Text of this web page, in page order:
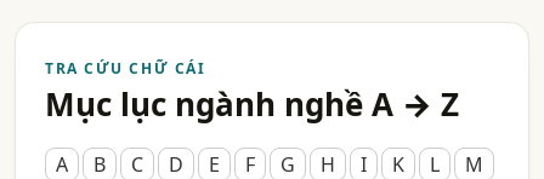
TRA CỨU CHỮ CÁI
Mục lục ngành nghề A → Z
A B C D E F G H I K L
M